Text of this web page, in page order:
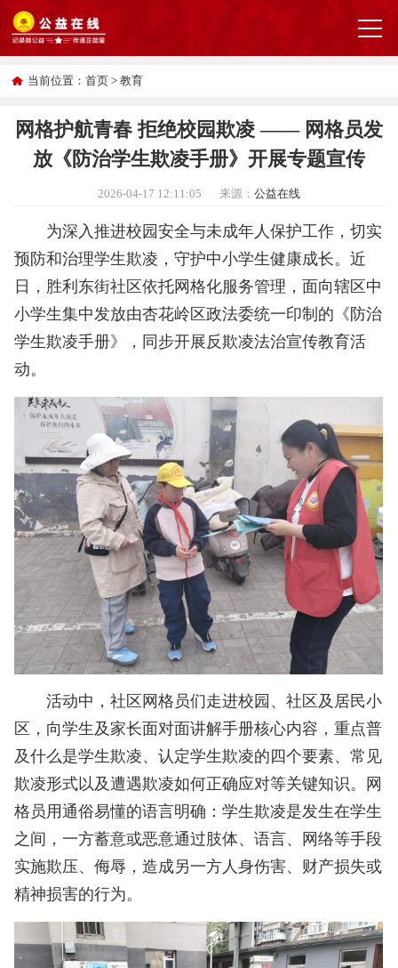
当前位置：首页 >教育
网格护航青春 拒绝校园欺凌 —— 网格员发
放《防治学生欺凌手册》开展专题宣传
2026-04-17 12:11:05 来源：公益在线
为深入推进校园安全与未成年人保护工作，切实
预防和治理学生欺凌，守护中小学生健康成长。近
日，胜利东街社区依托网格化服务管理，面向辖区中
小学生集中发放由杏花岭区政法委统一印制的《防治
学生欺凌手册》，同步开展反欺凌法治宣传教育活
动。
活动中，社区网格员们走进校园、社区及居民小
区，向学生及家长面对面讲解手册核心内容，重点普
及什么是学生欺凌、认定学生欺凌的四个要素、常见
欺凌形式以及遭遇欺凌如何正确应对等关键知识。网
格员用通俗易懂的语言明确：学生欺凌是发生在学生
之间，一方蓄意或恶意通过肢体、语言、网络等手段
实施欺压、侮辱，造成另一方人身伤害、财产损失或
精神损害的行为。